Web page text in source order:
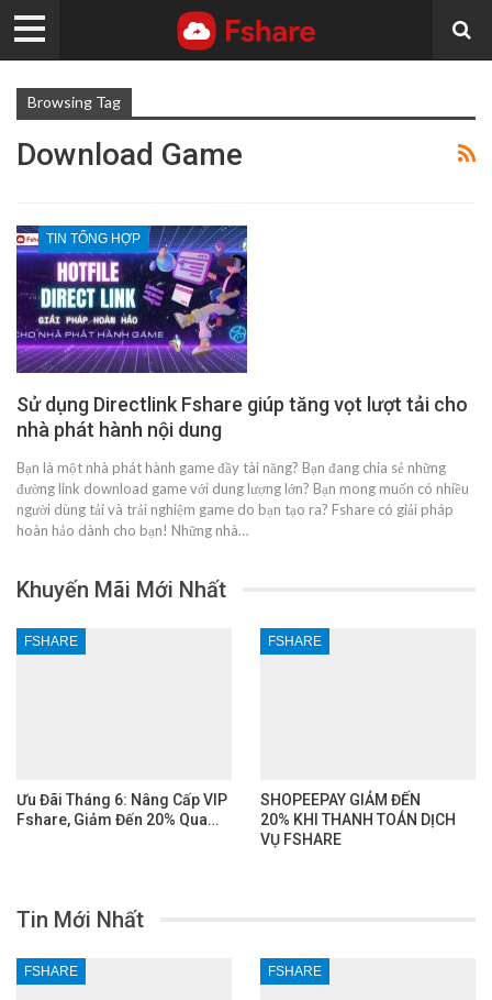
Browsing Tag
Download Game
TIN TỔNG HỢP
Sử dụng Directlink Fshare giúp tăng vọt lượt tải cho
nhà phát hành nội dung
Bạn là một nhà phát hành game đầy tài năng? Bạn đang chia sẻ những
đường link download game với dung lượng lớn? Bạn mong muốn có nhiều
người dùng tải và trải nghiệm game do bạn tạo ra? Fshare có giải pháp
hoàn hảo dành cho bạn! Những nhà…
Khuyến Mãi Mới Nhất
FSHARE
Ưu Đãi Tháng 6: Nâng Cấp VIP
Fshare, Giảm Đến 20% Qua…
FSHARE
SHOPEEPAY GIẢM ĐẾN
20% KHI THANH TOÁN DỊCH
VỤ FSHARE
Tin Mới Nhất
FSHARE FSHARE